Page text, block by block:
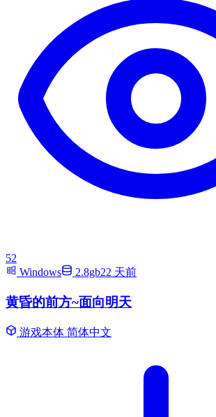
52
Windows
2.8gb22 天前
黄昏的前方~面向明天
游戏本体 简体中文